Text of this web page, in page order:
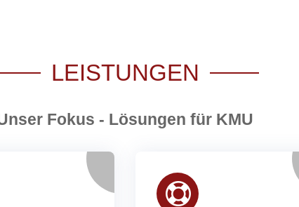
LEISTUNGEN
Fokus - Lösungen für KMU